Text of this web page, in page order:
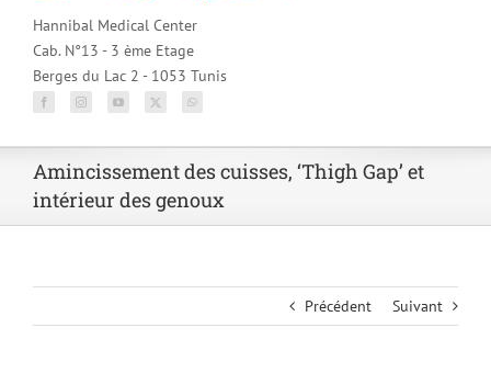
Hannibal Medical Center
Cab. N°13 - 3 ème Etage
Berges du Lac 2 - 1053 Tunis
Amincissement des cuisses, ‘Thigh Gap’ et
intérieur des genoux
Précédent Suivant